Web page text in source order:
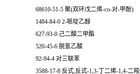
68610-51-5 聚(双环戊二烯-co-对-甲酚)
1484-84-0 2-哌啶乙醇
627-93-0 己二酸二甲酯
520-45-6 脱氢乙酸
92-94-4 对三联苯
3588-17-8 反式,反式-1,3-丁二烯-1,4-二